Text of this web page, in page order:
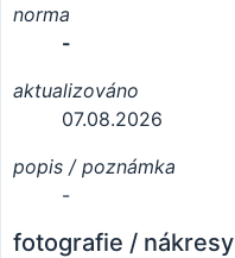
norma
-
aktualizováno
07.08.2026
popis / poznámka
-
fotografie / nákresy